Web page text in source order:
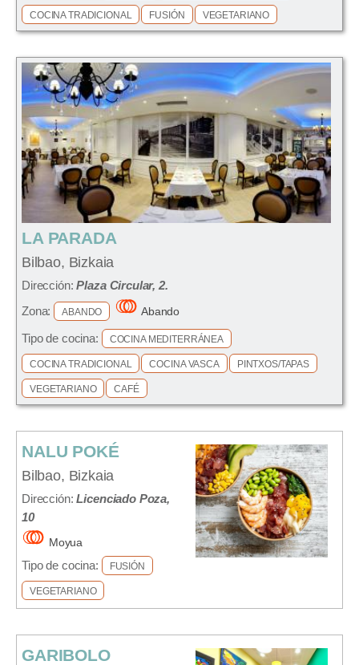
COCINA TRADICIONAL FUSIÓN VEGETARIANO
LA PARADA
Bilbao, Bizkaia
Dirección:Plaza Circular, 2.
Zona:
ABANDO Abando
Tipo de cocina: COCINA MEDITERRÁNEA
COCINA TRADICIONAL COCINA VASCA PINTXOS/TAPAS
VEGETARIANO CAFÉ
NALU POKÉ
Bilbao, Bizkaia
Dirección:Licenciado Poza,
10
Moyua
Tipo de cocina:
FUSIÓN
VEGETARIANO
GARIBOLO